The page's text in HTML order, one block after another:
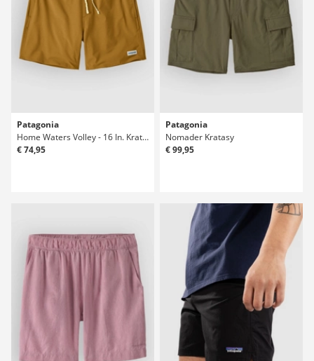
Patagonia
Home Waters Volley - 16 In. Kratasy
€ 74,95
Patagonia
Nomader Kratasy
€ 99,95